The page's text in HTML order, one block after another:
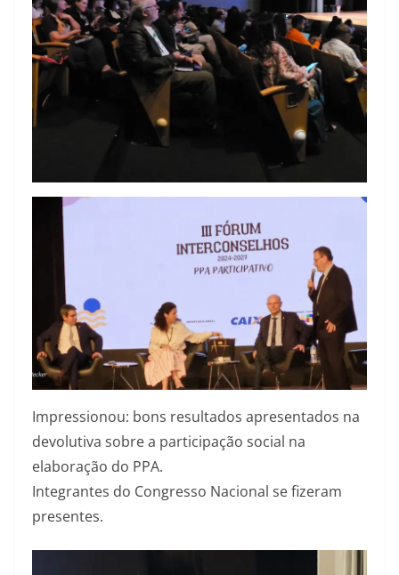
Impressionou: bons resultados apresentados na
devolutiva sobre a participação social na
elaboração do PPA.
Integrantes do Congresso Nacional se fizeram
presentes.